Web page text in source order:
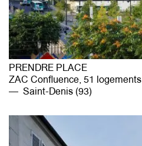
PRENDRE PLACE
ZAC Confluence, 51 logements
Saint-Denis (93)